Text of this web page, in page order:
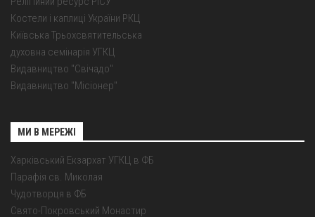
Костели і каплиці України РКЦ
Київська Трьохсвятительська
духовна семінарія УГКЦ
Видавництво "Свічадо"
Видавництво "Місіонер"
МИ В МЕРЕЖІ
Харківський Екзархат УГКЦ в ФБ
Парафія св. Миколая
Чудотворця в ФБ
Свято-Покровський Монастир